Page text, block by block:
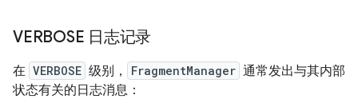
VERBOSE 日志记录
在 VERBOSE 级别， FragmentManager 通常发出与其内部
状态有关的日志消息：